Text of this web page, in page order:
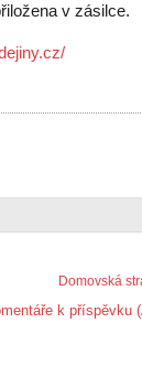
v zásilce.
Domovská
k příspěvku